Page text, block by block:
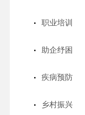
职业培训
助企纾困
疾病预防
乡村振兴